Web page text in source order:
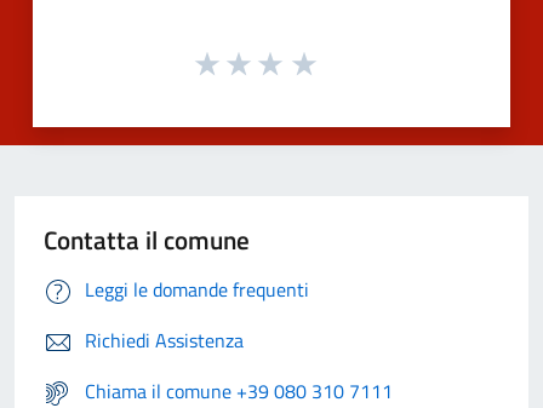
Contatta il comune
Leggi le domande frequenti
Richiedi Assistenza
Chiama il comune +39 080 310 7111